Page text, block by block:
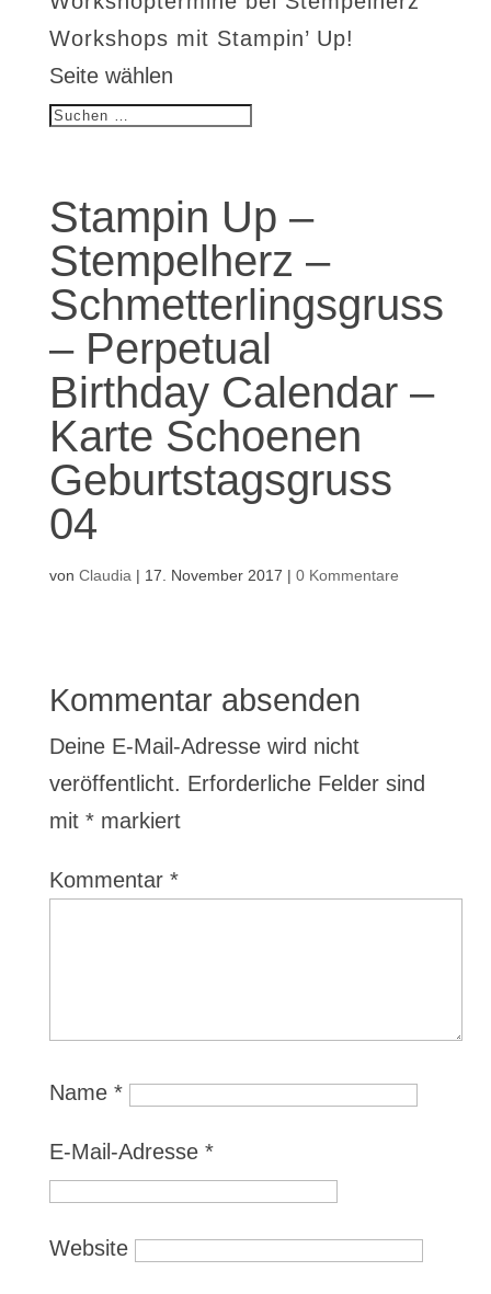
Workshops mit Stampin’ Up!
Seite wählen
Stampin Up –
Stempelherz –
Schmetterlingsgruss
– Perpetual
Birthday Calendar –
Karte Schoenen
Geburtstagsgruss
04
von Claudia | 17. November 2017 | 0 Kommentare
Kommentar absenden
Deine E-Mail-Adresse wird nicht
veröffentlicht. Erforderliche Felder sind
mit *markiert
Kommentar *
Name *
E-Mail-Adresse *
Website